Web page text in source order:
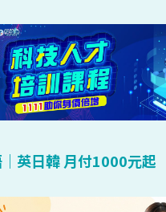
英日韓 月付1000元起